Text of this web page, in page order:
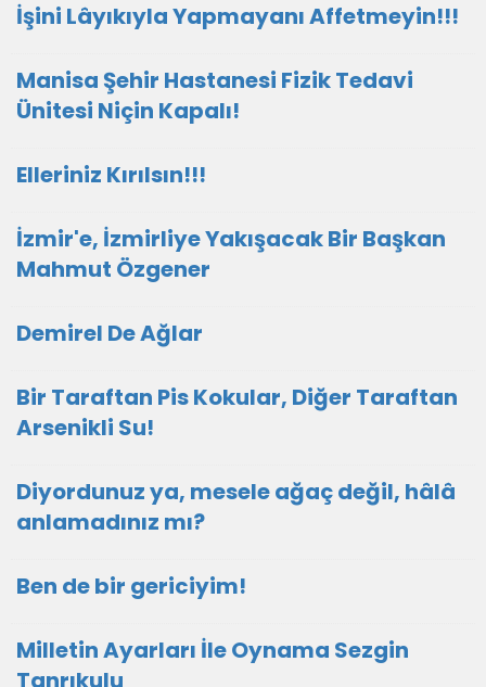
İşini Lâyıkıyla Yapmayanı Affetmeyin!!!
Manisa Şehir Hastanesi Fizik Tedavi
Ünitesi Niçin Kapalı!
Elleriniz Kırılsın!!!
İzmir'e, İzmirliye Yakışacak Bir Başkan
Mahmut Özgener
Demirel De Ağlar
Bir Taraftan Pis Kokular, Diğer Taraftan
Arsenikli Su!
Diyordunuz ya, mesele ağaç değil, hâlâ
anlamadınız mı?
Ben de bir gericiyim!
Milletin Ayarları İle Oynama Sezgin
Tanrıkulu